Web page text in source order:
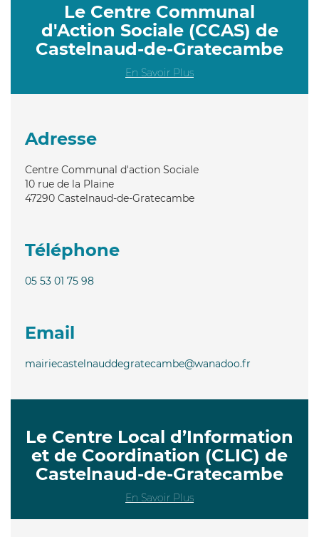
Le Centre Communal
d'Action Sociale (CCAS) de
Castelnaud-de-Gratecambe
En Savoir Plus
Adresse
Centre Communal d'action Sociale
10 rue de la Plaine
47290 Castelnaud-de-Gratecambe
Téléphone
05 53 01 75 98
Email
mairiecastelnauddegratecambe@wanadoo.fr
Le Centre Local d’Information
et de Coordination (CLIC) de
Castelnaud-de-Gratecambe
En Savoir Plus